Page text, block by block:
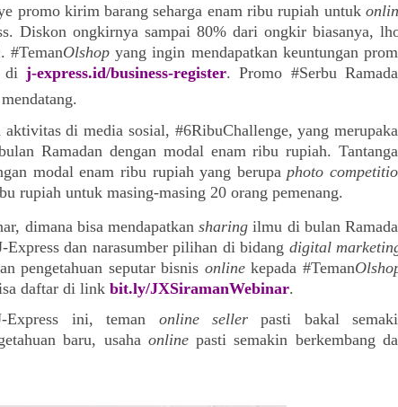
promo kirim barang seharga enam ribu rupiah untuk
Diskon ongkirnya sampai 80% dari ongkir biasanya,
. #TemanOlshop yang ingin mendapatkan keuntungan
di j-express.id/business-register. Promo #Serbu
di media sosial, #6RibuChallenge, yang
Ramadan dengan modal enam ribu rupiah.
modal enam ribu rupiah yang berupa photo
rupiah untuk masing-masing 20 orang pemenang.
dimana bisa mendapatkan sharing ilmu di bulan
Express dan narasumber pilihan di bidang digital
pengetahuan seputar bisnis online kepada #Teman
daftar di link bit.ly/JXSiramanWebinar.
Express ini, teman online seller pasti bakal
baru, usaha online pasti semakin berkembang